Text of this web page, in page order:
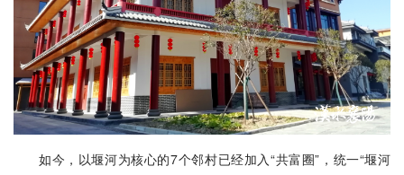
如今，以堰河为核心的7个邻村已经加入“共富圈”，统一“堰河